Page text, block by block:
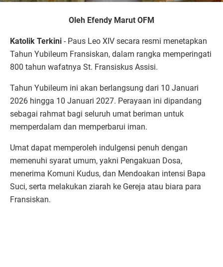
Oleh Efendy Marut OFM
Katolik Terkini - Paus Leo XIV secara resmi menetapkan
Tahun Yubileum Fransiskan, dalam rangka memperingati
800 tahun wafatnya St. Fransiskus Assisi.
Tahun Yubileum ini akan berlangsung dari 10 Januari
2026 hingga 10 Januari 2027. Perayaan ini dipandang
sebagai rahmat bagi seluruh umat beriman untuk
memperdalam dan memperbarui iman.
Umat dapat memperoleh indulgensi penuh dengan
memenuhi syarat umum, yakni Pengakuan Dosa,
menerima Komuni Kudus, dan Mendoakan intensi Bapa
Suci, serta melakukan ziarah ke Gereja atau biara para
Fransiskan.